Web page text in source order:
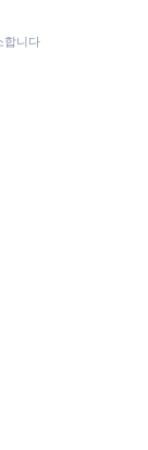
합니다